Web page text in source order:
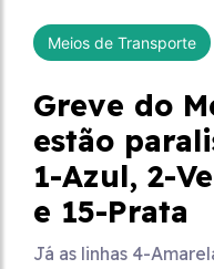
Meios de Transporte
Greve do
estão
1-Azul, 2-
e 15-Prata
Já as linhas 4-